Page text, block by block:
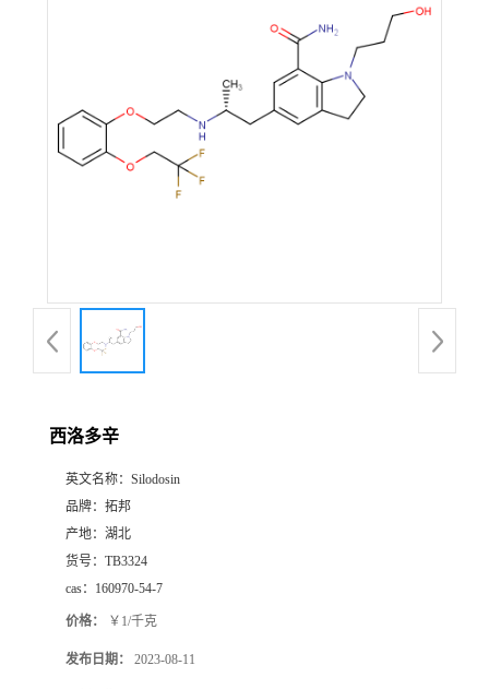
西洛多辛
英文名称： Silodosin
品牌： 拓邦
产地： 湖北
货号： TB3324
cas： 160970-54-7
价格： ￥1/千克
发布日期： 2023-08-11